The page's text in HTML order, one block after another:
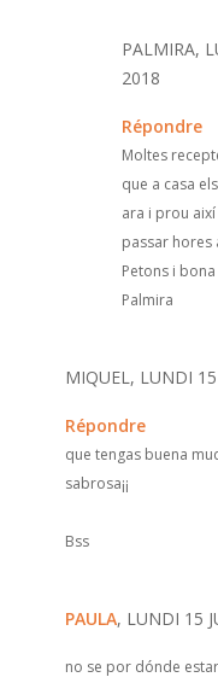
PALMIRA,
2018
Répondre
Moltes
que a casa
ara i prou
passar hores
Petons i
Palmira
MIQUEL, LUNDI
Répondre
que tengas buena
sabrosa¡¡
Bss
PAULA, LUNDI 15
no se por dónde